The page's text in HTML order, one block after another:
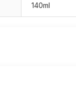
140ml